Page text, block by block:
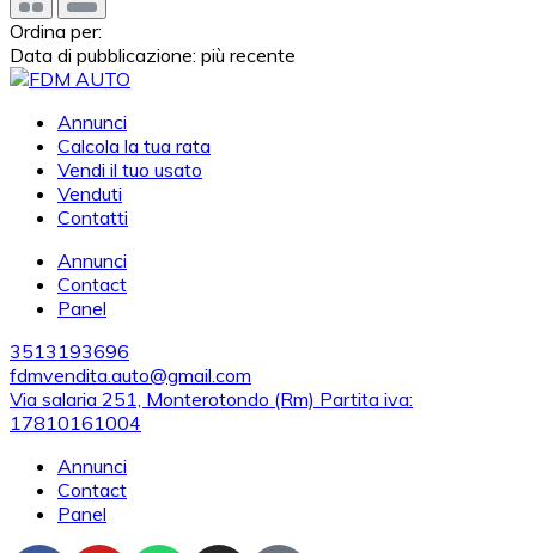
Ordina per:
Data di pubblicazione: più recente
Annunci
Calcola la tua rata
Vendi il tuo usato
Venduti
Contatti
Annunci
Contact
Panel
3513193696
fdmvendita.auto@gmail.com
Via salaria 251, Monterotondo (Rm) Partita iva:
17810161004
Annunci
Contact
Panel